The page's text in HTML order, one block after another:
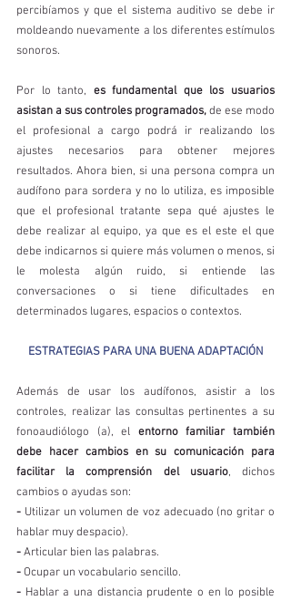
percibíamos y que el sistema auditivo se debe ir
moldeando nuevamente a los diferentes estímulos
sonoros.
Por lo tanto, es fundamental que los usuarios
asistan a sus controles programados, de ese modo
el profesional a cargo podrá ir realizando los
ajustes necesarios para obtener mejores
resultados. Ahora bien, si una persona compra un
audífono para sordera y no lo utiliza, es imposible
que el profesional tratante sepa qué ajustes le
debe realizar al equipo, ya que es el este el que
debe indicarnos si quiere más volumen o menos, si
le molesta algún ruido, si entiende las
conversaciones o si tiene dificultades en
determinados lugares, espacios o contextos.
ESTRATEGIAS PARA UNA BUENA ADAPTACIÓN
Además de usar los audífonos, asistir a los
controles, realizar las consultas pertinentes a su
fonoaudiólogo (a), el entorno familiar también
debe hacer cambios en su comunicación para
facilitar la comprensión del usuario, dichos
cambios o ayudas son:
- Utilizar un volumen de voz adecuado (no gritar o
hablar muy despacio).
- Articular bien las palabras.
- Ocupar un vocabulario sencillo.
- Hablar a una distancia prudente o en lo posible